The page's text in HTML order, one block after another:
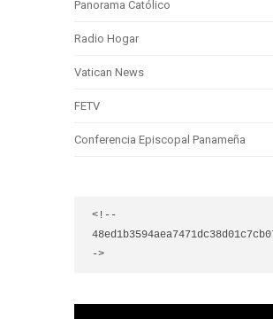
Panorama Católico
Radio Hogar
Vatican News
FETV
Conferencia Episcopal Panameña
<!--
->